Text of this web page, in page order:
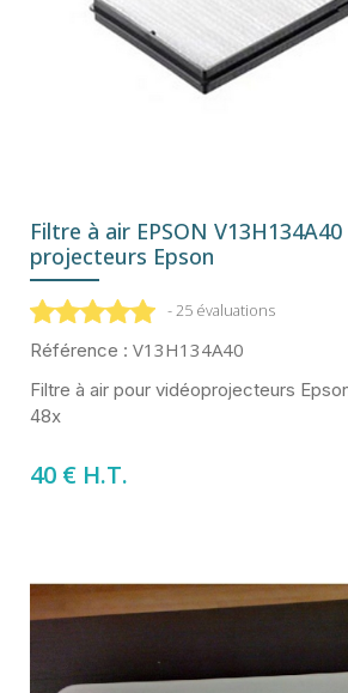
Filtre à air EPSON
projecteurs Epson
- 25 évaluations
Référence : V13H134A40
Filtre à air pour vidéoprojecteurs
48x
40 € H.T.